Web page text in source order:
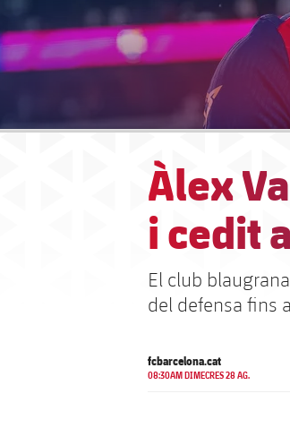
Àlex
i cedit
El club
del defensa fins
fcbarcelona.cat
08:30AM DIMECRES 28 AG.